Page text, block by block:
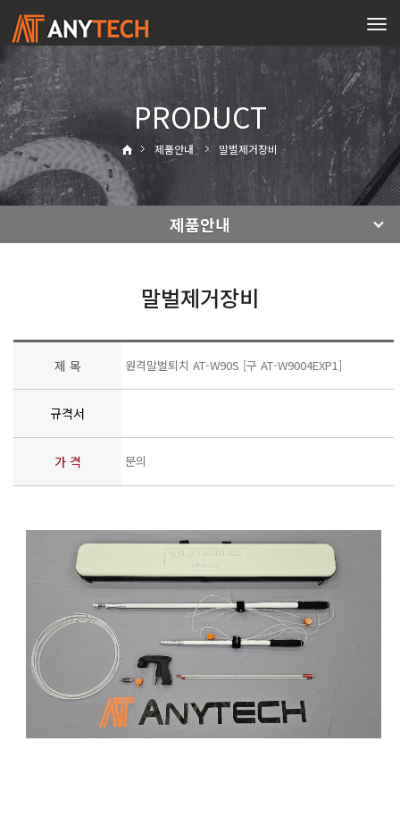
PRODUCT
제품안내 말벌제거장비
제품안내
말벌제거장비
제 목 원격말벌퇴치 AT-W90S [구 AT-W9004EXP1]
규격서
가 격 문의